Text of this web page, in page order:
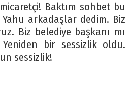
Baktım sohbet bu
arkadaşlar dedim. Biz
Biz belediye başkanı mı
bir sessizlik oldu.
sessizlik!